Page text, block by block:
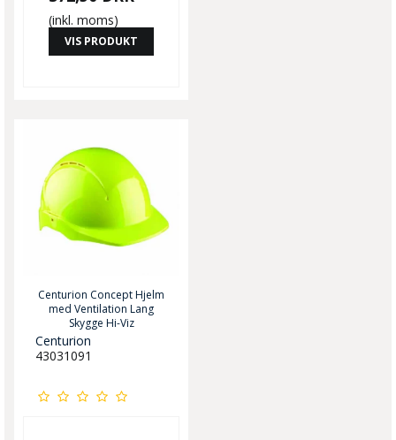
(inkl. moms)
VIS PRODUKT
Centurion Concept Hjelm
med Ventilation Lang
Skygge Hi-Viz
Centurion
43031091